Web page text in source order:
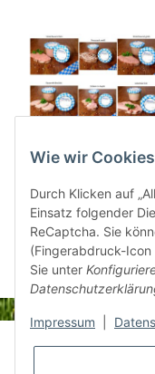
Gläserpaket 2,4 kg
Wie wir
Durch Klicken auf
Einsatz folgender
ReCaptcha. Sie
(Fingerabdruck-Icon
Sie unter
Impressum